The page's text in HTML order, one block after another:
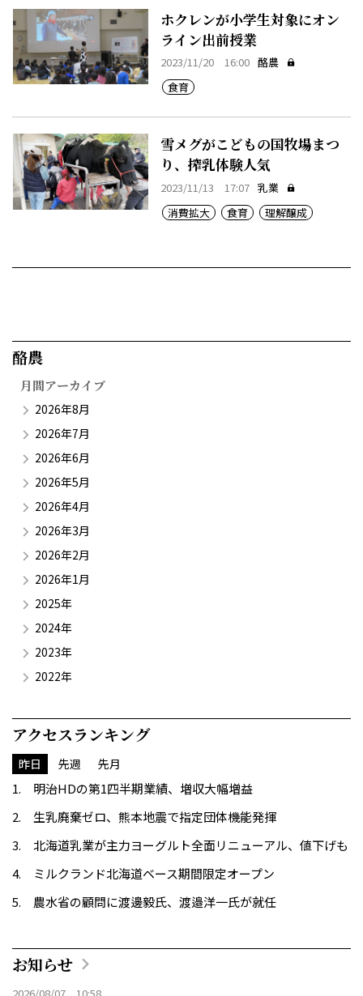
ホクレンが小学生対象にオン
ライン出前授業
2023/11/20 16:00 酪農
食育
雪メグがこどもの国牧場まつ
り、搾乳体験人気
2023/11/13 17:07 乳業
消費拡大
食育 理解醸成
酪農​
月間アーカイブ
2026年8月
2026年7月
2026年6月
2026年5月
2026年4月
2026年3月
2026年2月
2026年1月
2025年
2024年
2023年
2022年
アクセスランキング
昨日 先週 先月
明治HDの第1四半期業績、増収大幅増益
生乳廃棄ゼロ、熊本地震で指定団体機能発揮
北海道乳業が主力ヨーグルト全面リニューアル、値下げも
ミルクランド北海道ベース期間限定オープン
農水省の顧問に渡邊毅氏、渡邉洋一氏が就任
お知らせ
2026/08/07 10:58